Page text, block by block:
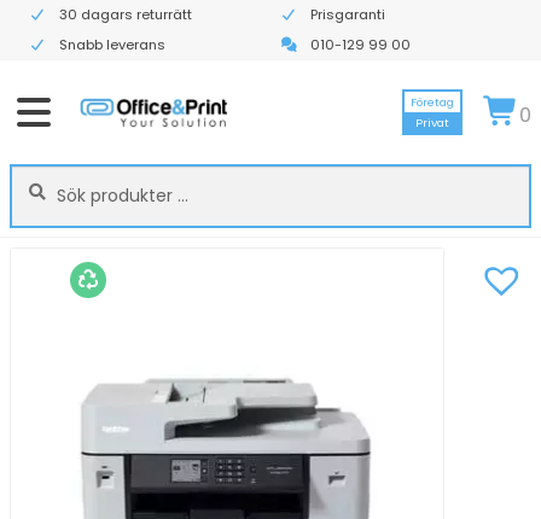
30 dagars returrätt
Prisgaranti
Snabb leverans
010-129 99 00
Sök
efter:
Sök
Företag
Privat
0